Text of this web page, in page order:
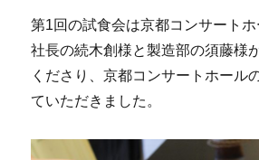
第1回の試食会は京都コンサート
社長の続木創様と製造部の須藤様
くださり、京都コンサートホール
ていただきました。